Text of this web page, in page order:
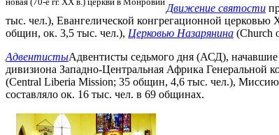
Движение святости
тыс. чел.), Евангелической конгрегационной
общин, ок. 3,5 тыс. чел.), Церковью Назарянина (Church
АдвентистыАдвентисты седьмого дня (АСД), начавшие
дивизиона Западно-Центральная Африка
(Central Liberia Mission; 35 общин, 4,6 тыс. чел.),
составляло ок. 16 тыс. чел. в 69 общинах.